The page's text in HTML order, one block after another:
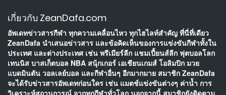
เกี่ยวกับ ZeanDafa.com
อัพเดทข่าวสารกีฬา ทุกความเคลื่อนไหว ทุกไฮไลท์สำคัญ ที่นี่ที่เดียว
ZeanDafa นำเสนอข่าวสาร และข้อคิดเห็นของการแข่งขันกีฬาทั้งใน
ประเทศ และต่างประเทศ เช่น พรีเมียร์ลีก แชมเปี้ยนส์ลีก ฟุตบอลโลก
เทนนิส บาสเก็ตบอล NBA สนุ้กเกอร์ เอเชียนเกมส์ โอลิมปิก มวย
แบดมินตัน วอลเลย์บอล และกีฬาอื่นๆ อีกมากมาย สมาชิก ZeanDafa
จะได้รับข่าวสารอัพเดทก่อนใคร เช่น แมตช์แข่งขันต่างๆ ค่าน้ำ การ